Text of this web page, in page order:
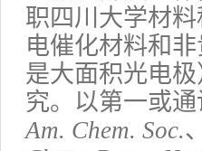
职四川大学材
电催化材料和
是大面积光电极
究。 以第一或
Am. Chem. Soc.